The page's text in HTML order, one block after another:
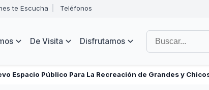
de
Abrir
menú
navegación
te Escucha Teléfonos
De Visita Disfrutamos
Buscar
en
el
Espacio Público Para La Recreación de Grandes y